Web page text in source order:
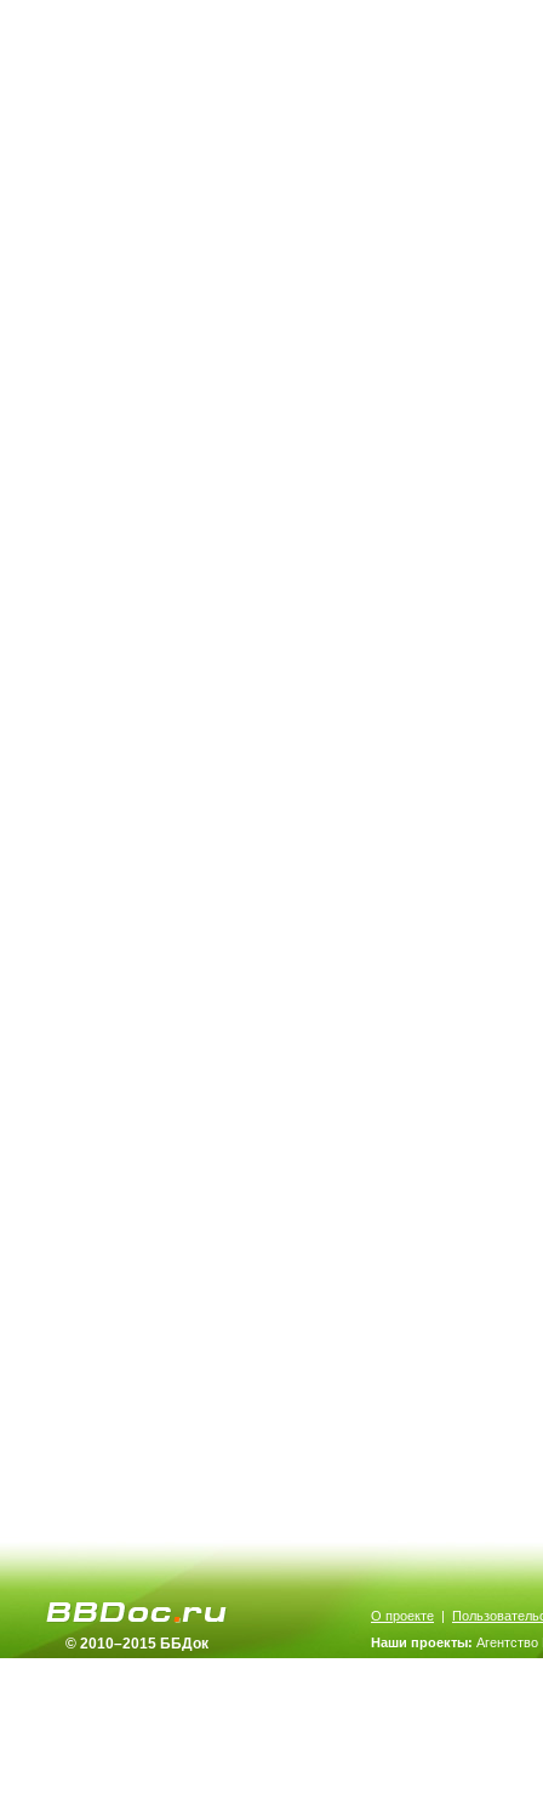
© 2010–2015 ББДок
О проекте |
Наши проекты: